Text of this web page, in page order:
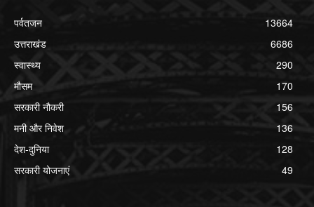
पर्वतजन
13664
उत्तराखंड
6686
स्वास्थ्य
290
मौसम
170
सरकारी नौकरी
156
मनी और निवेश
136
देश-दुनिया
128
सरकारी योजनाएं
49